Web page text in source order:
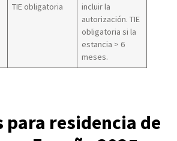
TIE obligatoria
incluir la
autorización. TIE
obligatoria si la
estancia > 6
meses.
para residencia de